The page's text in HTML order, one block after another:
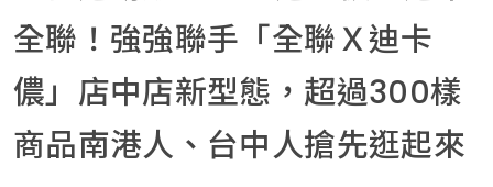
全聯！強強聯手「全聯Ｘ迪卡
儂」店中店新型態，超過300樣
商品南港人、台中人搶先逛起來